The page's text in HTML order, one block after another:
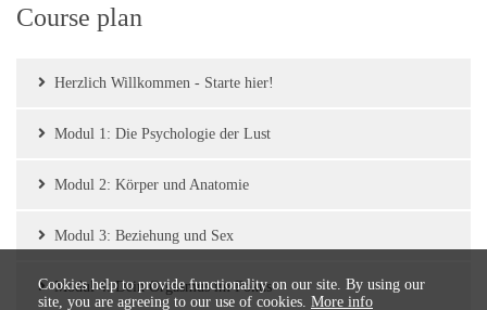
Course plan
Herzlich Willkommen - Starte hier!
Modul 1: Die Psychologie der Lust
Modul 2: Körper und Anatomie
Modul 3: Beziehung und Sex
Modul 4: Dein Orgasmus im Fokus
Cookies help to provide functionality on our site. By using our
site, you are agreeing to our use of cookies. More info